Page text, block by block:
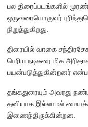
பல திரைப்படங்களில்
ஒருவரையொருவர்
நிறுத்துகிறது.
திரையில் வாகை
பெரிய நடிகரை மிக
பயன்படுத்துகின்றனர்
தங்கதுரையும் அவரது
தனியாக இல்லாமல்
இணைந்திருக்கின்றன.